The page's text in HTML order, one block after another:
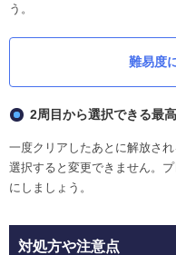
う。
難易度
2周目から選択できる最
一度クリアしたあとに解放さ
選択すると変更できません。
にしましょう。
対処方や注意点